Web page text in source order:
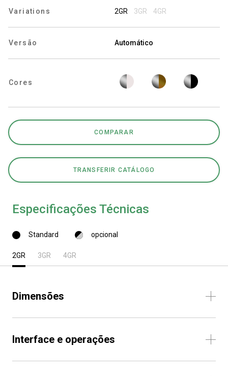
Variations 2GR 3GR 4GR
Versão Automático
Cores
COMPARAR
TRANSFERIR CATÁLOGO
Especificações Técnicas
Standard opcional
2GR 3GR 4GR
Dimensões
Interface e operações
Política de Privacidade